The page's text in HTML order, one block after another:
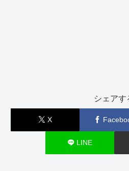
シェアす
X
LINE